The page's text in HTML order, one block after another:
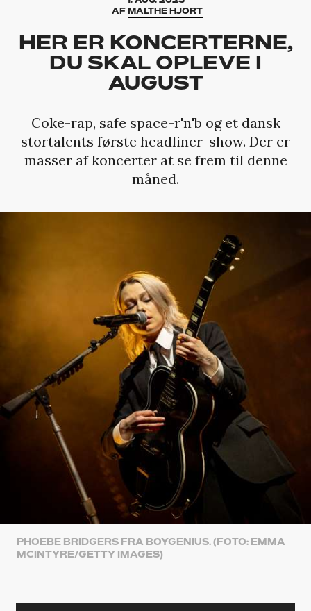
AF MALTHE HJORT
HER ER KONCERTERNE,
DU SKAL OPLEVE I
AUGUST
Coke-rap, safe space-r'n'b og et dansk
stortalents første headliner-show. Der er
masser af koncerter at se frem til denne
måned.
PHOEBE BRIDGERS FRA BOYGENIUS. (FOTO: EMMA
MCINTYRE/GETTY IMAGES)